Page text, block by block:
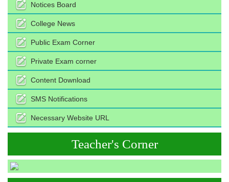
Notices Board
College News
Public Exam Corner
Private Exam corner
Content Download
SMS Notifications
Necessary Website URL
Teacher's Corner